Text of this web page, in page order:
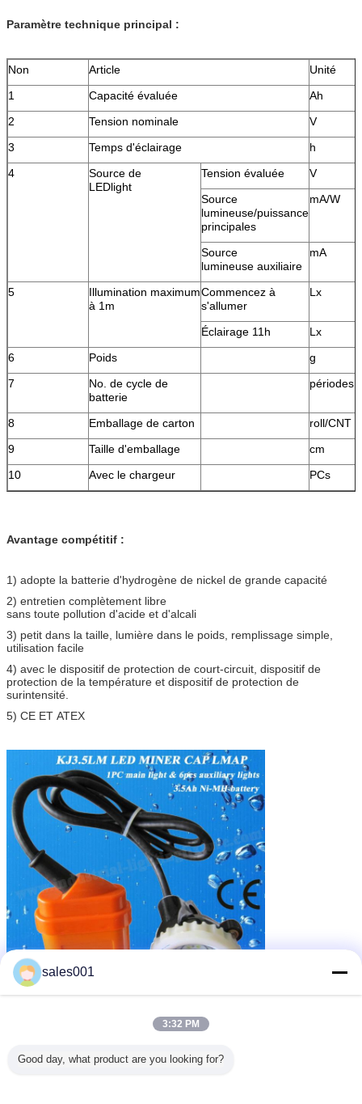
Paramètre technique principal :
Non Article
Unité
1
Capacité évaluée
Ah
2
Tension nominale
V
3
Temps d'éclairage
h
4
Source de
LEDlight
Tension évaluée
V
Source
lumineuse/puissance
principales
mA/W
Source
lumineuse auxiliaire
mA
5
Illumination maximum
à 1m
Commencez à
s'allumer
Lx
Éclairage 11h
Lx
6
Poids
g
7
No. de cycle de
batterie
périodes
8 Emballage de carton
roll/CNT
9
Taille d'emballage
cm
10
Avec le chargeur PCs
Avantage compétitif :
1) adopte la batterie d'hydrogène de nickel de grande capacité
2) entretien complètement libre
sans toute pollution d'acide et d'alcali
3) petit dans la taille, lumière dans le poids, remplissage simple,
utilisation facile
4) avec le dispositif de protection de court-circuit, dispositif de
protection de la température et dispositif de protection de
surintensité.
5) CE ET ATEX
Lampe de chapeau menée de mineurs
sales001
3:32 PM
Good day, what product are you looking for?